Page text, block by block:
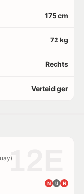
175 cm
72 kg
Rechts
Verteidiger
12E
N U N